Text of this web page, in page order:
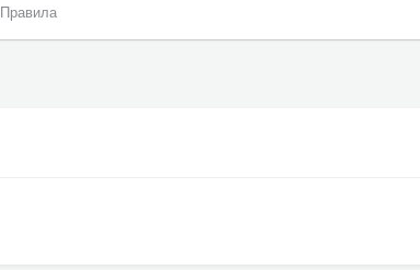
Правила